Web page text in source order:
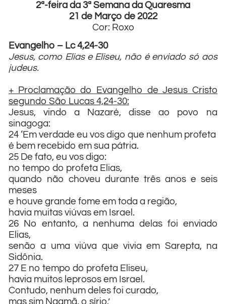
2ª-feira da 3ª Semana da Quaresma
21 de Março de 2022
Cor: Roxo
Evangelho – Lc 4,24-30
Jesus, como Elias e Eliseu, não é enviado só aos
judeus.
+ Proclamação do Evangelho de Jesus Cristo
segundo São Lucas 4,24-30:
Jesus, vindo a Nazaré, disse ao povo na
sinagoga:
24 ‘Em verdade eu vos digo que nenhum profeta
é bem recebido em sua pátria.
25 De fato, eu vos digo:
no tempo do profeta Elias,
quando não choveu durante três anos e seis
meses
e houve grande fome em toda a região,
havia muitas viúvas em Israel.
26 No entanto, a nenhuma delas foi enviado
Elias,
senão a uma viúva que vivia em Sarepta, na
Sidônia.
27 E no tempo do profeta Eliseu,
havia muitos leprosos em Israel.
Contudo, nenhum deles foi curado,
mas sim Naamã, o sírio.’